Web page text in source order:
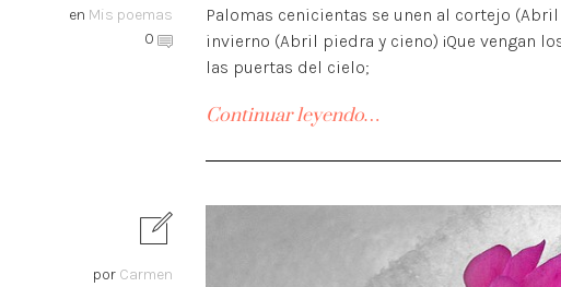
en Mis poemas
0
Palomas cenicientas se unen al cortejo
invierno (Abril piedra y cieno) ¡Que vengan
las puertas del cielo;
Continuar leyendo…
por Carmen